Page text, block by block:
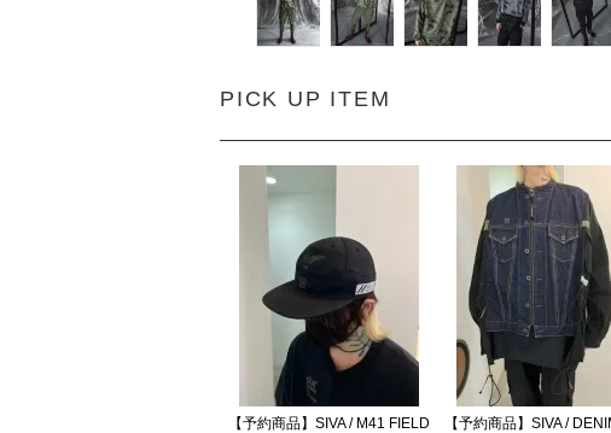
PICK UP ITEM
【予約商品】SIVA / M41 FIELD
【予約商品】SIVA /